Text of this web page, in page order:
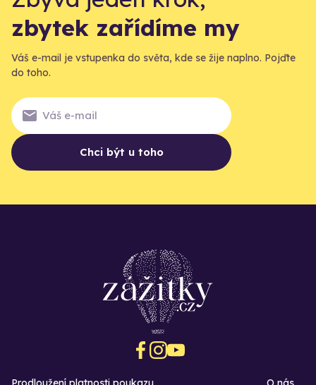
zbytek zařídíme my
Váš e-mail je vstupenka do světa, kde se žije naplno. Pojďte
do toho.
Chci být u toho